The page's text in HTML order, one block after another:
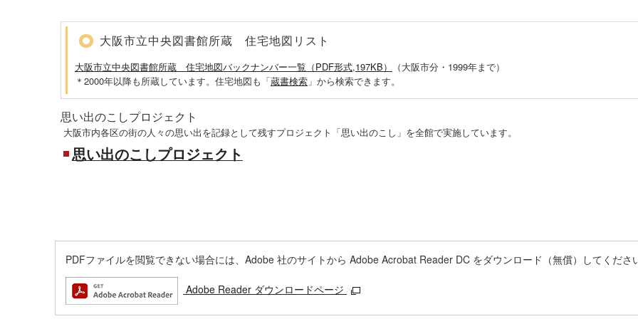
大阪市立中央図書館所蔵 住宅地図リスト
大阪市立中央図書館所蔵 住宅地図バックナンバー一覧（PDF形式,197KB）
（大阪市分・1999年まで）
＊2000年以降も所蔵しています。住宅地図も「蔵書検索 」から検索できます。
思い出のこしプロジェクト
大阪市内各区の街の人々の思い出を記録として残すプロジェクト「思い出のこし」を全館で実施しています。
思い出のこしプロジェクト
PDFファイルを閲覧できない場合には、Adobe 社のサイトから Adobe Acrobat Reader DC をダウンロード（無償）してくださ
Adobe Reader ダウンロードページ